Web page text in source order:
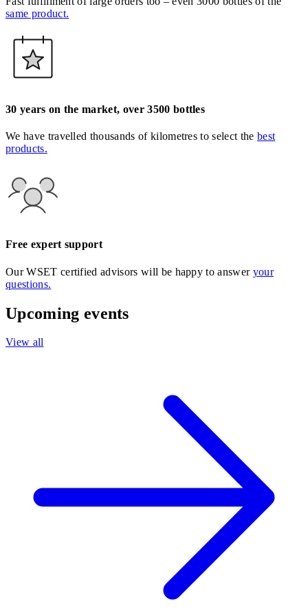
same product.
30 years on the market, over 3500 bottles
We have travelled thousands of kilometres to select the best
products.
Free expert support
Our WSET certified advisors will be happy to answer your
questions.
Upcoming events
View all